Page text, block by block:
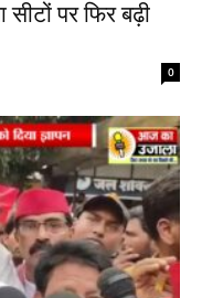
पर फिर बढ़ी
0